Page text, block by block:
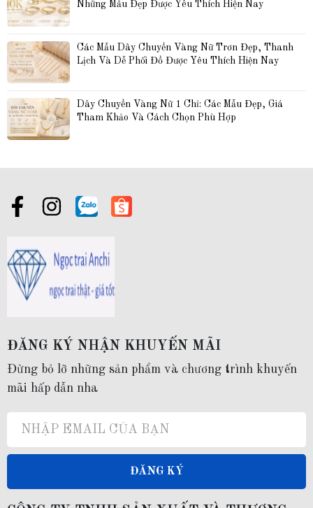
Những Mẫu Đẹp Được Yêu Thích Hiện Nay
Các Mẫu Dây Chuyền Vàng Nữ Trơn Đẹp, Thanh
Lịch Và Dễ Phối Đồ Được Yêu Thích Hiện Nay
Dây Chuyền Vàng Nữ 1 Chỉ: Các Mẫu Đẹp, Giá
Tham Khảo Và Cách Chọn Phù Hợp
ĐĂNG KÝ NHẬN KHUYẾN MÃI
Đừng bỏ lỡ những sản phẩm và chương trình khuyến
mãi hấp dẫn nha
ĐĂNG KÝ